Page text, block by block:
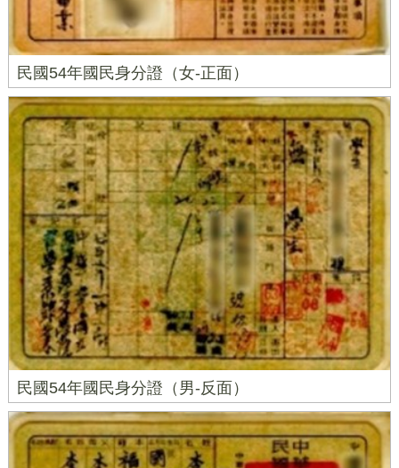
民國54年國民身分證（女-正面）
民國54年國民身分證（男-反面）